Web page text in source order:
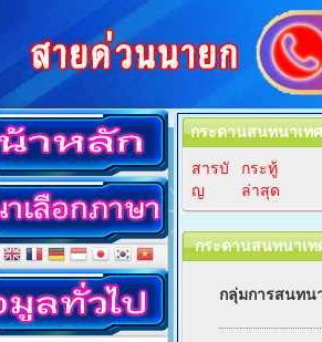
กระดานสนทนาเท
สารบั
ญ
กระทู้
ล่าสุด
กระดานสนทนาเ
กลุ่มการสนทน